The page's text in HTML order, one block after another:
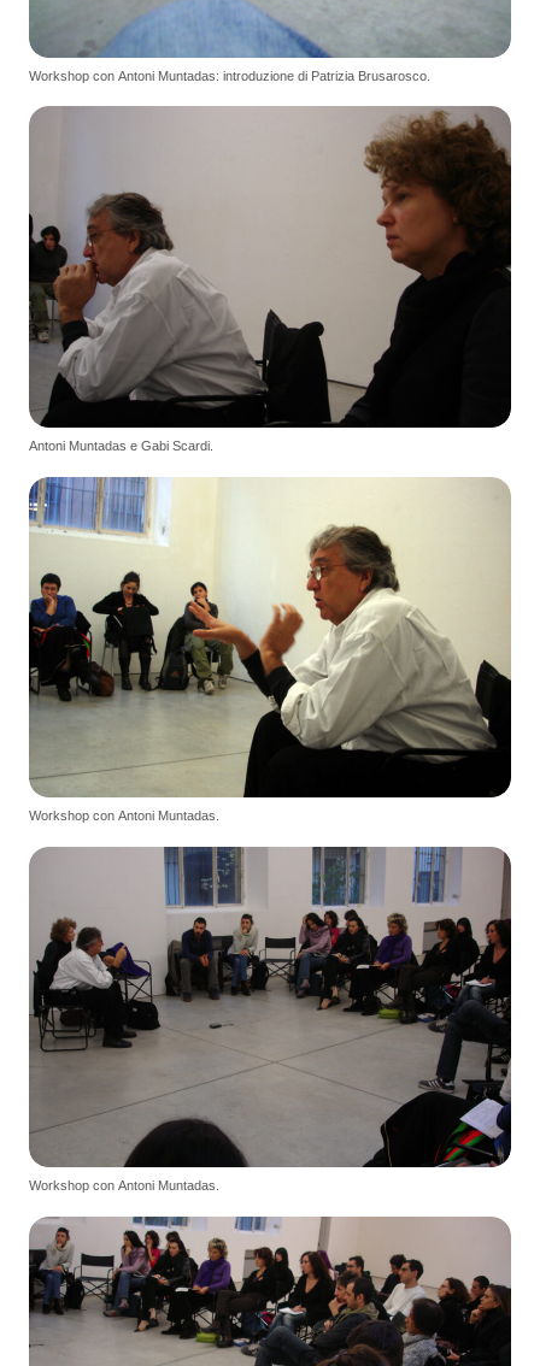
Workshop con Antoni Muntadas: introduzione di Patrizia Brusarosco.
Antoni Muntadas e Gabi Scardi.
Workshop con Antoni Muntadas.
Workshop con Antoni Muntadas.